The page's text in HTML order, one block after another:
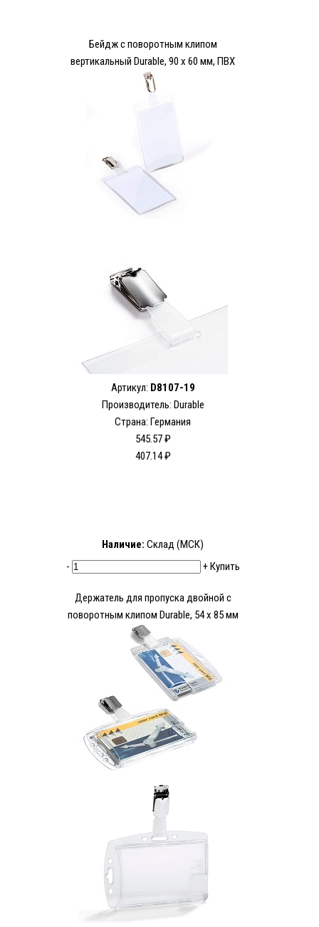
Бейдж с поворотным клипом
вертикальный Durable, 90 х 60 мм, ПВХ
Артикул: D8107-19
Производитель: Durable
Страна: Германия
545.57 ₽
407.14 ₽
Наличие: Склад (МСК)
-
+Купить
Держатель для пропуска двойной c
поворотным клипом Durable, 54 х 85 мм